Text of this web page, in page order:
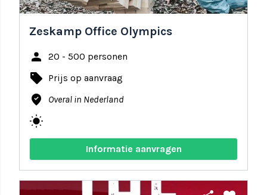
Zeskamp Office Olympics
person 20 - 500 personen
local_offer Prijs op aanvraag
where_to_vote Overal in Nederland
wb_sunny
Informatie aanvragen